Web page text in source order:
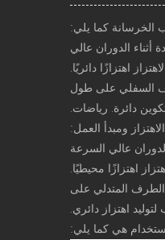
الخرسانة كما يلي:
الدوران عالي
اهتزازًا دائريًا.
السفلي على طول
دائرة. رياضات.
ومبدأ العمل:
عالي السرعة
اهتزازًا محيطيًا.
الطرف المتدلي على
اهتزاز دائري.
هي كما يلي: